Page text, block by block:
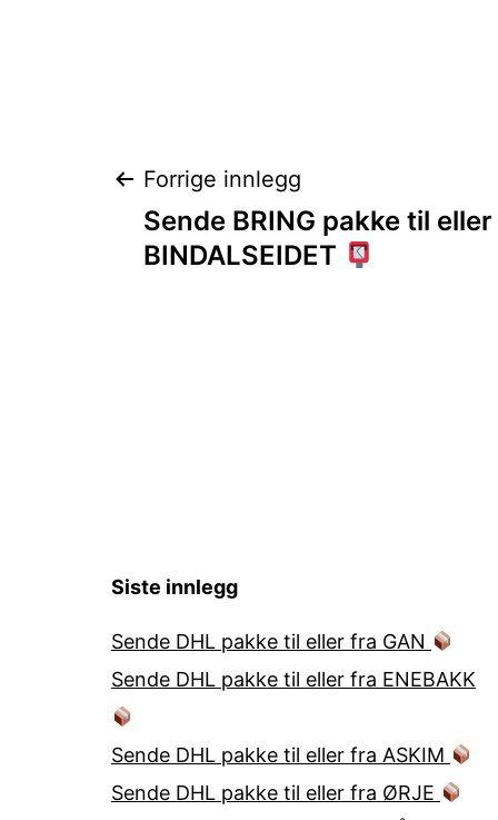
Forrige innlegg
Sende BRING pakke til
BINDALSEIDET
Siste innlegg
Sende DHL pakke til eller fra GAN
Sende DHL pakke til eller fra ENEBAKK
Sende DHL pakke til eller fra ASKIM
Sende DHL pakke til eller fra ØRJE